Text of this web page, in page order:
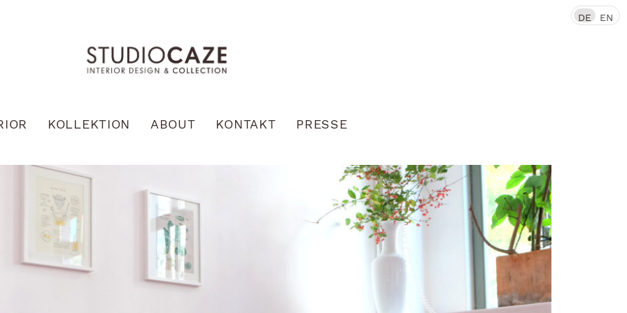
KOLLEKTION ABOUT KONTAKT PRESSE
DE EN